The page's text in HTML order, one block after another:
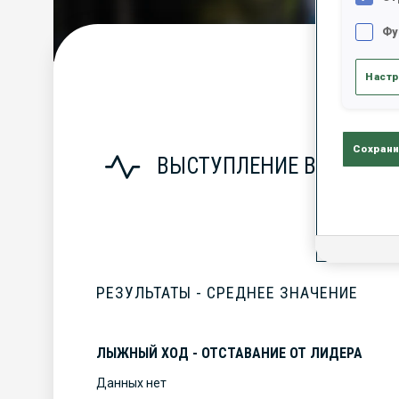
ВЫСТУПЛЕНИЕ В СЕЗОНЕ
РЕЗУЛЬТАТЫ - СРЕДНЕЕ ЗНАЧЕНИЕ
ЛЫЖНЫЙ ХОД - ОТСТАВАНИЕ ОТ ЛИДЕРА
Данных нет